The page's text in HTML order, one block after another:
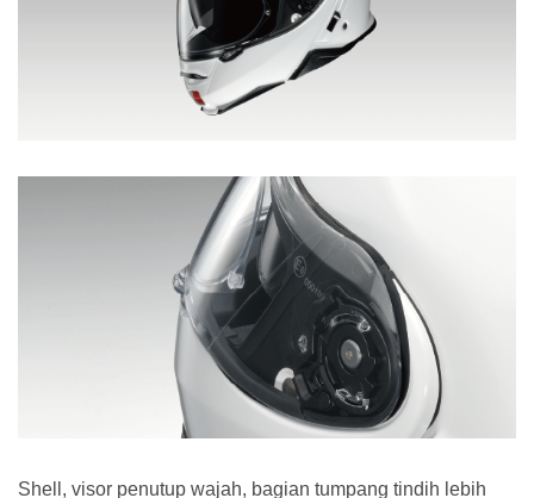
Shell, visor penutup wajah, bagian tumpang tindih lebih